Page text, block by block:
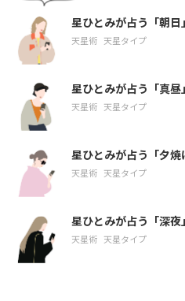
星ひとみが占う「朝
天星術 天星タイプ
星ひとみが占う「真
天星術 天星タイプ
星ひとみが占う「夕
天星術 天星タイプ
星ひとみが占う「深
天星術 天星タイプ